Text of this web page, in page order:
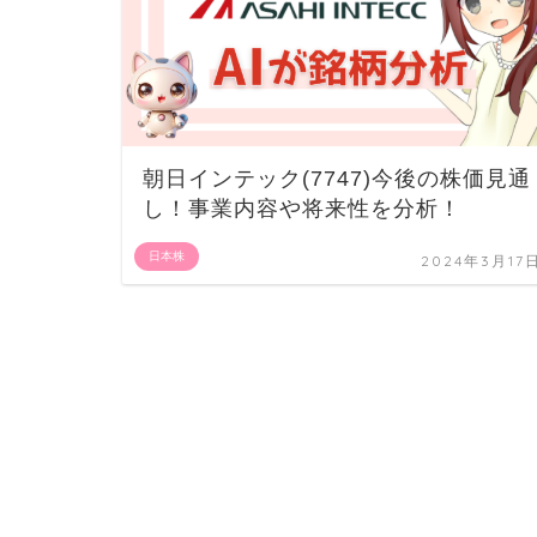
日本株
朝日インテック(7747)今後の株価見通
し！事業内容や将来性を分析！
2024年3月17